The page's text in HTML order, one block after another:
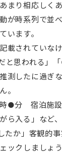
まり相応しくあ
が時系列で並
います。
載されていな
と思われる」
測したに過ぎ
。
時●分 宿泊施
ら入る」など
たか」客観的
ックしましょう